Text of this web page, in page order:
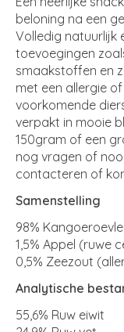
beloning na een
Volledig natuurlijk
toevoegingen
smaakstoffen en
met een allergie
voorkomende
verpakt in mooie
150gram of een
nog vragen of
contacteren of
Samenstelling
98%
1,5% Appel (ruwe
0,5% Zeezout
Analytische
55,6% Ruw eiwit